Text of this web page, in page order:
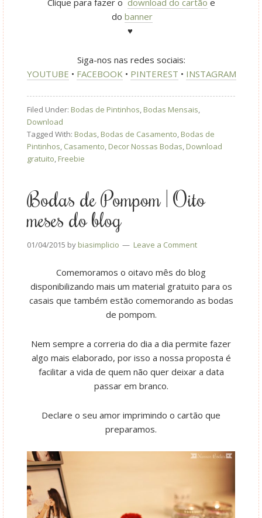
do banner
♥
Siga-nos nas redes sociais:
YOUTUBE • FACEBOOK • PINTEREST • INSTAGRAM
Filed Under: Bodas de Pintinhos, Bodas Mensais,
Download
Tagged With: Bodas, Bodas de Casamento, Bodas de
Pintinhos, Casamento, Decor Nossas Bodas, Download
gratuito, Freebie
Bodas de Pompom | Oito
meses do blog
01/04/2015 by biasimplicio Leave a Comment
Comemoramos o oitavo mês do blog
disponibilizando mais um material gratuito para os
casais que também estão comemorando as bodas
de pompom.
Nem sempre a correria do dia a dia permite fazer
algo mais elaborado, por isso a nossa proposta é
facilitar a vida de quem não quer deixar a data
passar em branco.
Declare o seu amor imprimindo o cartão que
preparamos.